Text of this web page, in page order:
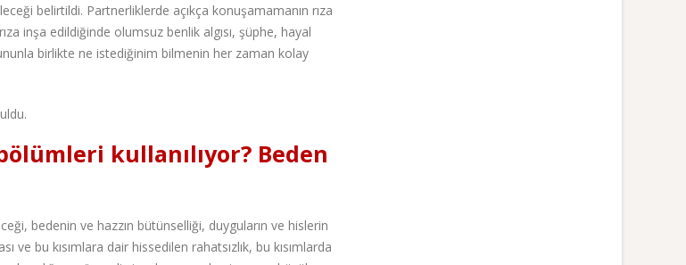
belirtildi. Partnerliklerde açıkça konuşamamanın rıza
inşa edildiğinde olumsuz benlik algısı, şüphe, hayal
birlikte ne istediğinim bilmenin her zaman kolay
kullanılıyor? Beden
bedenin ve hazzın bütünselliği, duyguların ve hislerin
ve bu kısımlara dair hissedilen rahatsızlık, bu kısımlarda